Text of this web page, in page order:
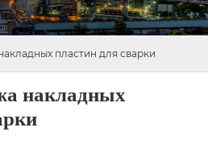
пластин для сварки
накладных